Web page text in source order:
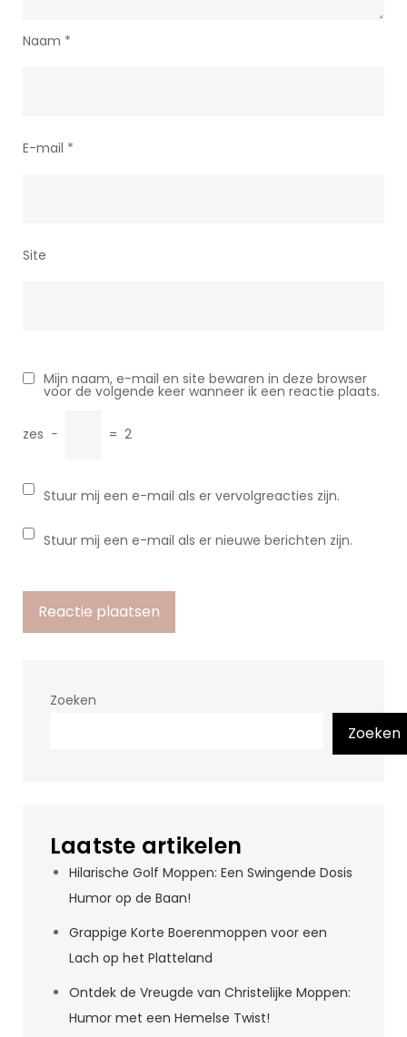
Naam *
E-mail *
Site
Mijn naam, e-mail en site bewaren in deze browser
voor de volgende keer wanneer ik een reactie plaats.
zes − = 2
Stuur mij een e-mail als er vervolgreacties zijn.
Stuur mij een e-mail als er nieuwe berichten zijn.
Zoeken
Zoeken
Laatste artikelen
Hilarische Golf Moppen: Een Swingende Dosis
Humor op de Baan!
Grappige Korte Boerenmoppen voor een
Lach op het Platteland
Ontdek de Vreugde van Christelijke Moppen:
Humor met een Hemelse Twist!